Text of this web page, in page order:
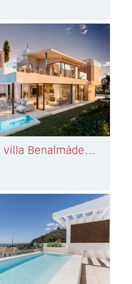
Vrijstaande villa Benalmádena € 1.950.000,-